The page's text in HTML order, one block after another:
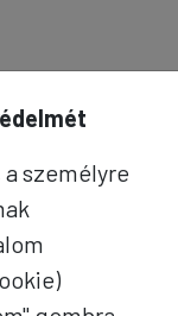
személyre